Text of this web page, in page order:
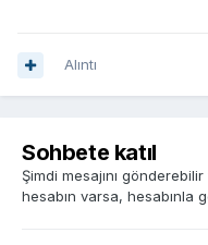
Alıntı
Sohbete katıl
Şimdi mesajını
hesabın varsa, hesabınla